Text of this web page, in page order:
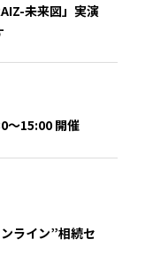
未来図」実演
～15:00 開催
ライン”相続セ